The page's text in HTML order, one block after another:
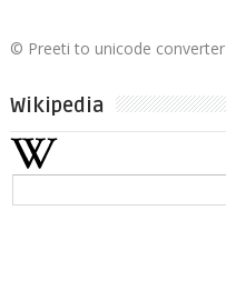
© Preeti to unicode converter
Wikipedia